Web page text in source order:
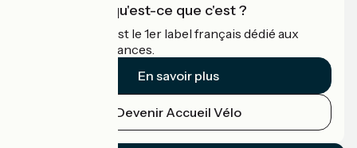
Accueil Vélo qu'est-ce que c'est ?
Accueil Vélo c'est le 1er label français dédié aux
cyclistes en vacances.
En savoir plus
Devenir Accueil Vélo